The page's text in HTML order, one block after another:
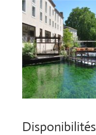
Disponibilités